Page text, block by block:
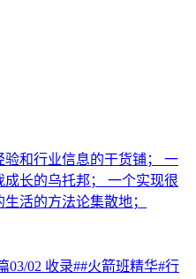
和行业信息的干货铺； 一
长的乌托邦； 一个实现很
活的方法论集散地；
03/02 收录##火箭班精华#行